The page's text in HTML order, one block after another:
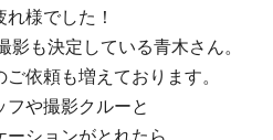
様でした！
も決定している青木さん。
依頼も増えております。
や撮影クルーと